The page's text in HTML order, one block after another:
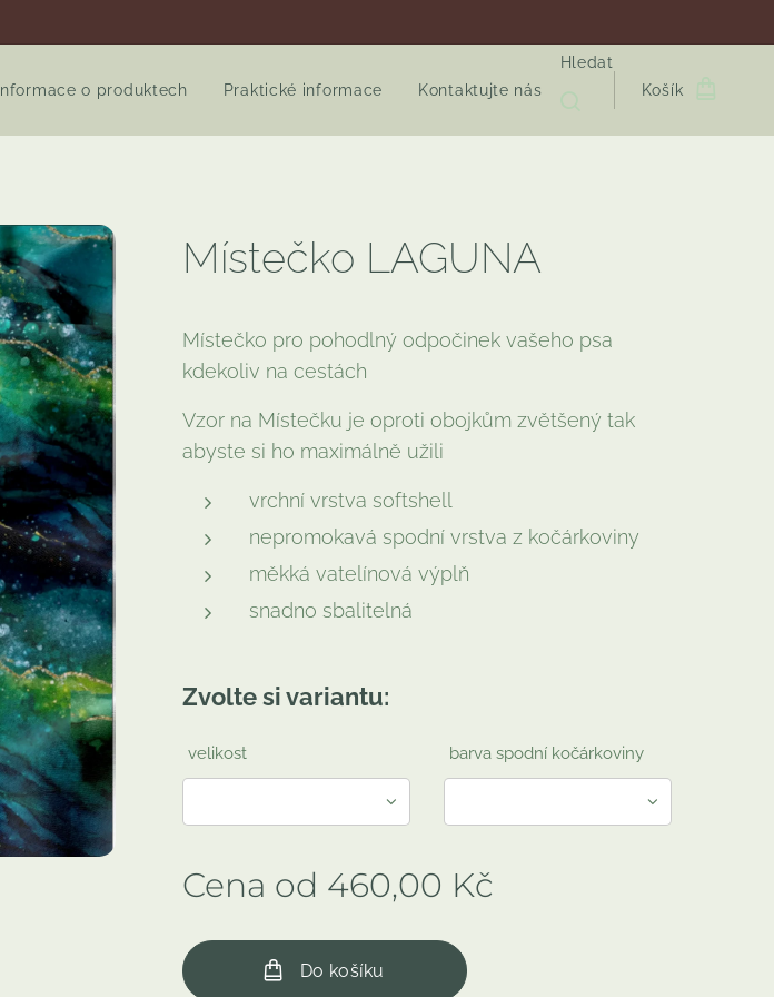
Informace o produktech Praktické informace Kontaktujte nás
Hledat
Košík
Místečko LAGUNA
Místečko pro pohodlný odpočinek vašeho psa
kdekoliv na cestách
Vzor na Místečku je oproti obojkům zvětšený tak
abyste si ho maximálně užili
vrchní vrstva softshell
nepromokavá spodní vrstva z kočárkoviny
měkká vatelínová výplň
snadno sbalitelná
Zvolte si variantu:
velikost barva spodní kočárkoviny
Cena od 460,00 Kč
Do košíku